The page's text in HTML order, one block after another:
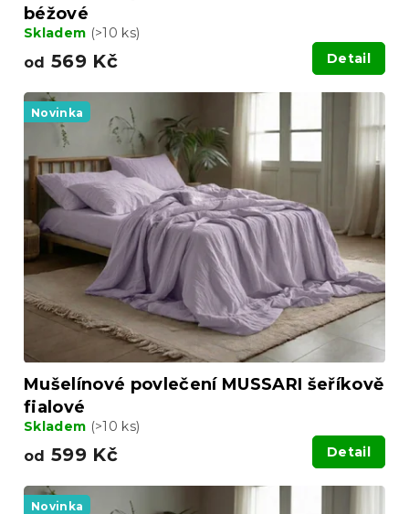
béžové
Skladem (>10 ks)
od 569 Kč Detail
Novinka
Mušelínové povlečení MUSSARI šeříkově
fialové
Skladem (>10 ks)
od 599 Kč Detail
Novinka